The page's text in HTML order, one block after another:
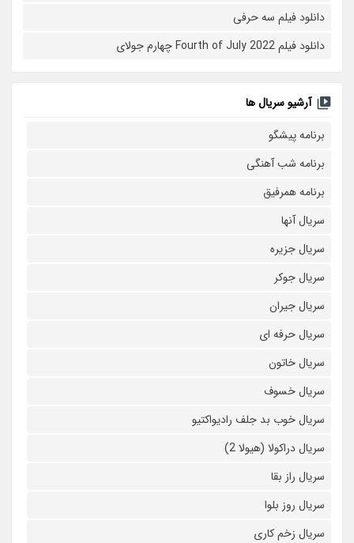
دانلود فیلم سه حرفی
دانلود فیلم Fourth of July 2022 چهارم جولای
آرشیو سریال ها
برنامه پیشگو
برنامه شب آهنگی
برنامه همرفیق
سریال آنها
سریال جزیره
سریال جوکر
سریال جیران
سریال حرفه ای
سریال خاتون
سریال خسوف
سریال خوب بد جلف رادیواکتیو
سریال دراکولا (هیولا 2)
سریال راز بقا
سریال روز بلوا
سریال زخم کاری